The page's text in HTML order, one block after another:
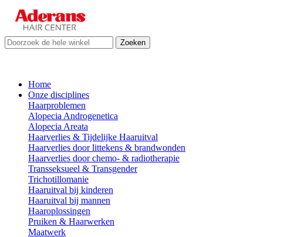
Zoeken
Home
Onze disciplines
Haarproblemen
Alopecia Androgenetica
Alopecia Areata
Haarverlies & Tijdelijke Haaruitval
Haarverlies door littekens & brandwonden
Haarverlies door chemo- & radiotherapie
Transseksueel & Transgender
Trichotillomanie
Haaruitval bij kinderen
Haaruitval bij mannen
Haaroplossingen
Pruiken & Haarwerken
Maatwerk